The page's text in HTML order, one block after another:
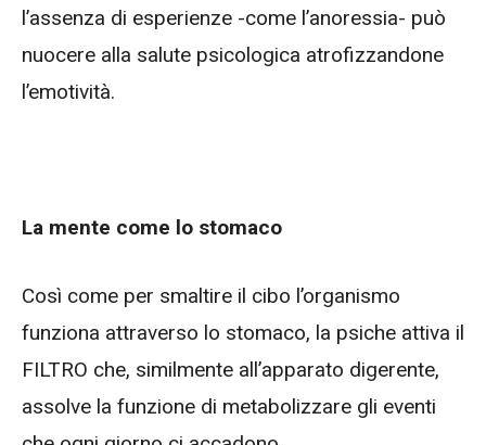
l’assenza di esperienze -come l’anoressia- può
nuocere alla salute psicologica atrofizzandone
l’emotività.
La mente come lo stomaco
Così come per smaltire il cibo l’organismo
funziona attraverso lo stomaco, la psiche attiva il
FILTRO che, similmente all’apparato digerente,
assolve la funzione di metabolizzare gli eventi